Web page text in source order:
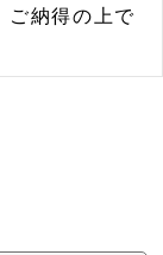
ご納得の上で